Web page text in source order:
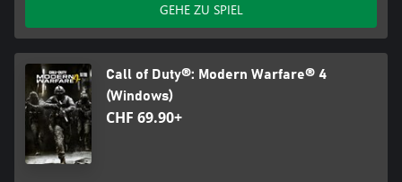
GEHE ZU SPIEL
Call of Duty®: Modern Warfare® 4
(Windows)
CHF 69.90+